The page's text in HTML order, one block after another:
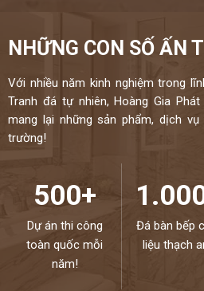
NHỮNG CON SỐ ẤN
Với nhiều năm kinh nghiệm trong
Tranh đá tự nhiên, Hoàng Gia
mang lại những sản phẩm, dịch
trường!
500+
Dự án thi công
toàn quốc mỗi
năm!
Đá bàn bếp
liệu thạch